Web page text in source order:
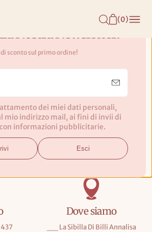
(0)
Contatti
Centro ad Arezzo | La Sibilla Vendita
e ritiro in negozio
Dove siamo
__ La Sibilla Di Billi Annalisa
Nostra Newsletter!
sconto sul primo ordine!
dei miei dati personali,
mio indirizzo mail, ai fini di invii di
informazioni pubblicitarie.
Esci